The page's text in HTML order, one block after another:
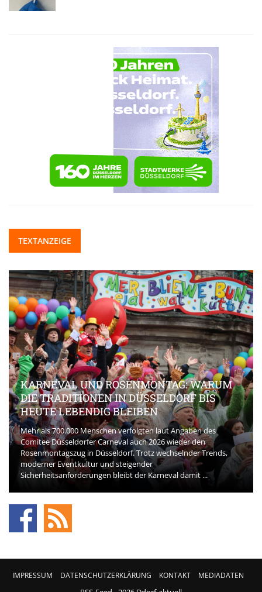
TEXTANZEIGE
KARNEVAL UND ROSENMONTAG: WARUM
DIE TRADITIONEN IN DÜSSELDORF BIS
HEUTE LEBENDIG BLEIBEN
Mehr als 700.000 Menschen verfolgten laut Angaben des
Comitee Düsseldorfer Carneval auch 2026 wieder den
Rosenmontagszug in Düsseldorf. Trotz wechselnder Trends,
moderner Eventkultur und steigender
Sicherheitsanforderungen bleibt der Karneval damit ...
IMPRESSUM DATENSCHUTZERKLÄRUNG KONTAKT MEDIADATEN